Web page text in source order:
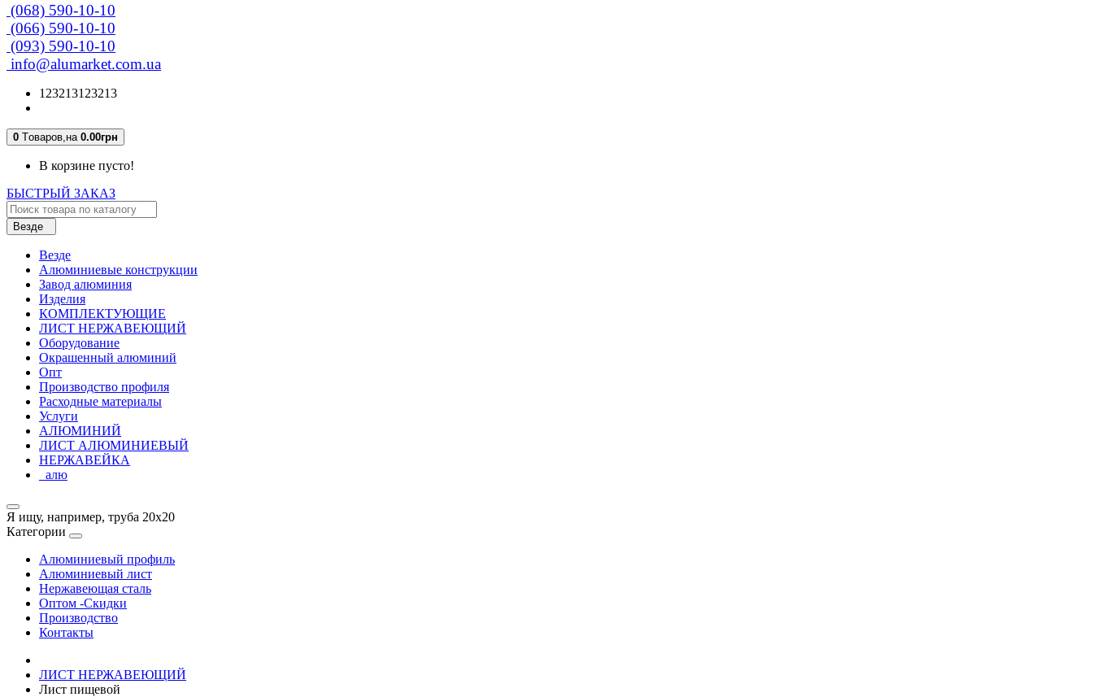
(068) 590-10-10
(066) 590-10-10
(093) 590-10-10
info@alumarket.com.ua
123213123213
0 Tоваров, на 0.00грн
В корзине пусто!
БЫСТРЫЙ ЗАКАЗ
Везде
Везде
Алюминиевые конструкции
Завод алюминия
Изделия
КОМПЛЕКТУЮЩИЕ
ЛИСТ НЕРЖАВЕЮЩИЙ
Оборудование
Окрашенный алюминий
Опт
Производство профиля
Расходные материалы
Услуги
АЛЮМИНИЙ
ЛИСТ АЛЮМИНИЕВЫЙ
НЕРЖАВЕЙКА
_алю
Я ищу, например, труба 20х20
Категории
Алюминиевый профиль
Алюминиевый лист
Нержавеющая сталь
Оптом -Скидки
Производство
Контакты
ЛИСТ НЕРЖАВЕЮЩИЙ
Лист пищевой